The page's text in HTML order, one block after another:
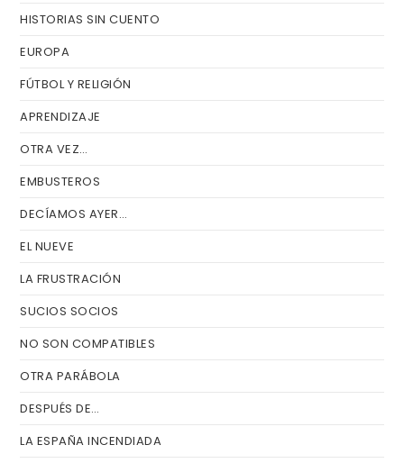
HISTORIAS SIN CUENTO
EUROPA
FÚTBOL Y RELIGIÓN
APRENDIZAJE
OTRA VEZ…
EMBUSTEROS
DECÍAMOS AYER…
EL NUEVE
LA FRUSTRACIÓN
SUCIOS SOCIOS
NO SON COMPATIBLES
OTRA PARÁBOLA
DESPUÉS DE…
LA ESPAÑA INCENDIADA